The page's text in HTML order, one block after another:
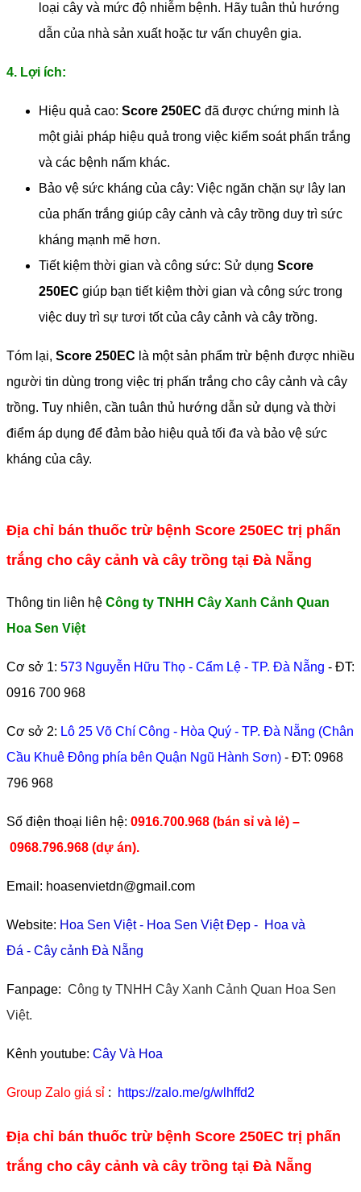
loại cây và mức độ nhiễm bệnh. Hãy tuân thủ hướng
dẫn của nhà sản xuất hoặc tư vấn chuyên gia.
4. Lợi ích:
Hiệu quả cao: Score 250EC đã được chứng minh là
một giải pháp hiệu quả trong việc kiểm soát phấn trắng
và các bệnh nấm khác.
Bảo vệ sức kháng của cây: Việc ngăn chặn sự lây lan
của phấn trắng giúp cây cảnh và cây trồng duy trì sức
kháng mạnh mẽ hơn.
Tiết kiệm thời gian và công sức: Sử dụng Score
250EC giúp bạn tiết kiệm thời gian và công sức trong
việc duy trì sự tươi tốt của cây cảnh và cây trồng.
Tóm lại, Score 250EC là một sản phẩm trừ bệnh được nhiều
người tin dùng trong việc trị phấn trắng cho cây cảnh và cây
trồng. Tuy nhiên, cần tuân thủ hướng dẫn sử dụng và thời
điểm áp dụng để đảm bảo hiệu quả tối đa và bảo vệ sức
kháng của cây.
Địa chỉ bán thuốc trừ bệnh Score 250EC trị phấn
trắng cho cây cảnh và cây trồng tại Đà Nẵng
Thông tin liên hệ Công ty TNHH Cây Xanh Cảnh Quan
Hoa Sen Việt
Cơ sở 1: 573 Nguyễn Hữu Thọ - Cẩm Lệ - TP. Đà Nẵng - ĐT:
0916 700 968
Cơ sở 2: Lô 25 Võ Chí Công - Hòa Quý - TP. Đà Nẵng (Chân
Cầu Khuê Đông phía bên Quận Ngũ Hành Sơn) - ĐT: 0968
796 968
​Số điện thoại liên hệ: 0916.700.968 (bán sỉ và lẻ) –
0968.796.968 (dự án).
Email: hoasenvietdn@gmail.com
Website: Hoa Sen Việt- Hoa Sen Việt Đẹp - Hoa và
Đá - Cây cảnh Đà Nẵng
Fanpage: Công ty TNHH Cây Xanh Cảnh Quan Hoa Sen
Việt.
Kênh youtube: Cây Và Hoa
Group Zalo giá sỉ : https://zalo.me/g/wlhffd2
Địa chỉ bán thuốc trừ bệnh Score 250EC trị phấn
trắng cho cây cảnh và cây trồng tại Đà Nẵng